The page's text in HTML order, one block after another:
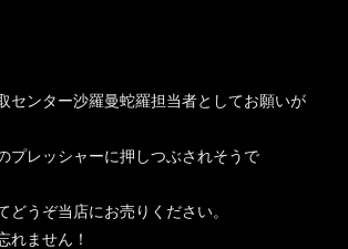
センター沙羅曼蛇羅担当者としてお願いが
プレッシャーに押しつぶされそうで
どうぞ当店にお売りください。
れません！